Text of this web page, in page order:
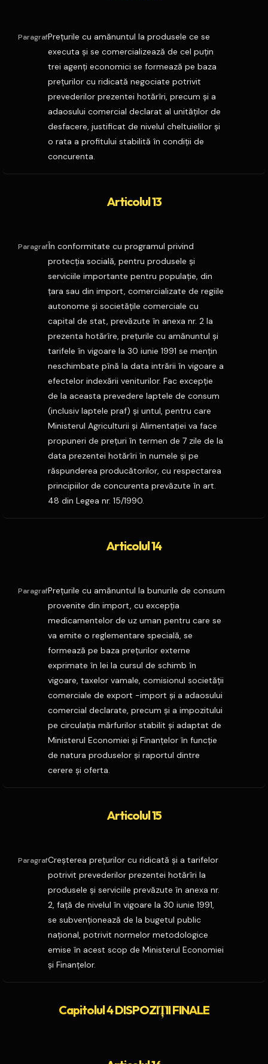
ParagrafPreţurile cu amănuntul la produsele ce se
executa şi se comercializează de cel puţin
trei agenţi economici se formează pe baza
preţurilor cu ridicată negociate potrivit
prevederilor prezentei hotărîri, precum şi a
adaosului comercial declarat al unităţilor de
desfacere, justificat de nivelul cheltuielilor şi
o rata a profitului stabilită în condiţii de
concurenta.
Articolul 13
ParagrafÎn conformitate cu programul privind
protecţia socială, pentru produsele şi
serviciile importante pentru populaţie, din
ţara sau din import, comercializate de regiile
autonome şi societăţile comerciale cu
capital de stat, prevăzute în anexa nr. 2 la
prezenta hotărîre, preţurile cu amănuntul şi
tarifele în vigoare la 30 iunie 1991 se menţin
neschimbate pînă la data intrării în vigoare a
efectelor indexării veniturilor. Fac excepţie
de la aceasta prevedere laptele de consum
(inclusiv laptele praf) şi untul, pentru care
Ministerul Agriculturii şi Alimentaţiei va face
propuneri de preţuri în termen de 7 zile de la
data prezentei hotărîri în numele şi pe
răspunderea producătorilor, cu respectarea
principiilor de concurenta prevăzute în art.
48 din Legea nr. 15/1990.
Articolul 14
ParagrafPreţurile cu amănuntul la bunurile de consum
provenite din import, cu excepţia
medicamentelor de uz uman pentru care se
va emite o reglementare specială, se
formează pe baza preţurilor externe
exprimate în lei la cursul de schimb în
vigoare, taxelor vamale, comisionul societăţii
comerciale de export -import şi a adaosului
comercial declarate, precum şi a impozitului
pe circulaţia mărfurilor stabilit şi adaptat de
Ministerul Economiei şi Finanţelor în funcţie
de natura produselor şi raportul dintre
cerere şi oferta.
Articolul 15
ParagrafCreşterea preţurilor cu ridicată şi a tarifelor
potrivit prevederilor prezentei hotărîri la
produsele şi serviciile prevăzute în anexa nr.
2, faţă de nivelul în vigoare la 30 iunie 1991,
se subvenţionează de la bugetul public
naţional, potrivit normelor metodologice
emise în acest scop de Ministerul Economiei
şi Finanţelor.
Capitolul 4 DISPOZIŢII FINALE